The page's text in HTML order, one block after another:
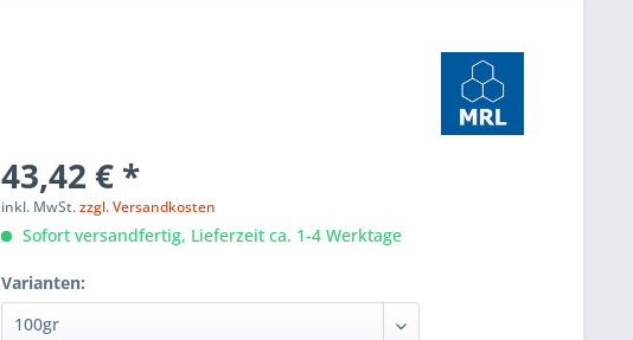
43,42 € *
inkl. MwSt.zzgl. Versandkosten
Sofort versandfertig, Lieferzeit ca. 1-4 Werktage
Varianten: